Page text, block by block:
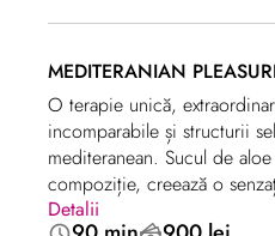
MEDITERANIAN
O terapie unică,
incomparabile și structurii
mediteranean. Sucul de
compoziție, creează o
datorită efectului său de
Detalii